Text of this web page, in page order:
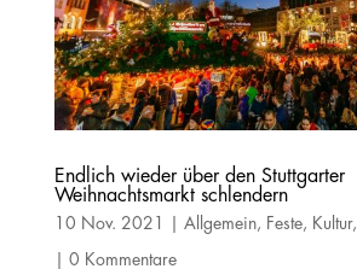
Endlich wieder über den Stuttgarter
Weihnachtsmarkt schlendern
10 Nov. 2021 Allgemein, Feste, Kultur,
0 Kommentare